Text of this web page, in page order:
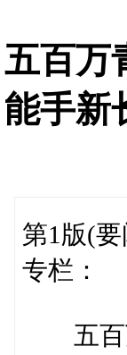
五百万
能手新
第1版(
专栏：
五百